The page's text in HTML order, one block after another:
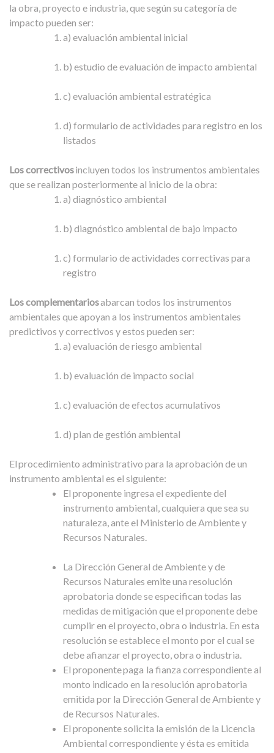
la obra, proyecto e industria, que según su categoría de
impacto pueden ser:
a) evaluación ambiental inicial
b) estudio de evaluación de impacto ambiental
c) evaluación ambiental estratégica
d) formulario de actividades para registro en los
listados
Los correctivosincluyen todos los instrumentos ambientales
que se realizan posteriormente al inicio de la obra:
a) diagnóstico ambiental
b) diagnóstico ambiental de bajo impacto
c) formulario de actividades correctivas para
registro
Los complementariosabarcan todos los instrumentos
ambientales que apoyan a los instrumentos ambientales
predictivos y correctivos y estos pueden ser:
a) evaluación de riesgo ambiental
b) evaluación de impacto social
c) evaluación de efectos acumulativos
d) plan de gestión ambiental
El procedimiento administrativo para la aprobación de un
instrumento ambiental es el siguiente:
El proponente ingresa el expediente del
instrumento ambiental, cualquiera que sea su
naturaleza, ante el Ministerio de Ambiente y
Recursos Naturales.
La Dirección General de Ambiente y de
Recursos Naturales emite una resolución
aprobatoria donde se especifican todas las
medidas de mitigación que el proponente debe
cumplir en el proyecto, obra o industria. En esta
resolución se establece el monto por el cual se
debe afianzar el proyecto, obra o industria.
El proponente paga la fianza correspondiente al
monto indicado en la resolución aprobatoria
emitida por la Dirección General de Ambiente y
de Recursos Naturales.
El proponente solicita la emisión de la Licencia
Ambiental correspondiente y ésta es emitida